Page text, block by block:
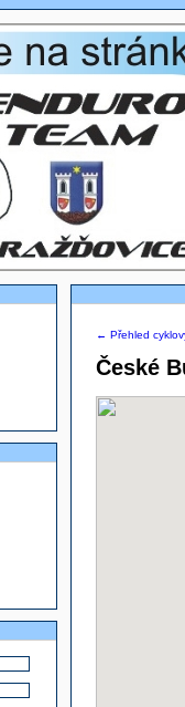
← Přehled
České